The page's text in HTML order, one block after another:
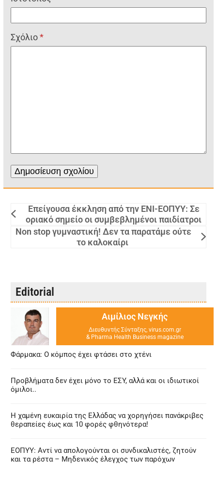
Σχόλιο*
Επείγουσα έκκληση από την ΕΝΙ-ΕΟΠΥΥ: Σε
οριακό σημείο οι συμβεβλημένοι παιδίατροι
Non stop γυμναστική! Δεν τα παρατάμε ούτε
το καλοκαίρι
Editorial
Αιμίλιος Νεγκής
Διευθυντής Σύνταξης, virus.com.gr
& Pharma Health Business magazine
Φάρμακα: Ο κόμπος έχει φτάσει στο χτένι
Προβλήματα δεν έχει μόνο το ΕΣΥ, αλλά και οι ιδιωτικοί
όμιλοι..
Η χαμένη ευκαιρία της Ελλάδας να χορηγήσει πανάκριβες
θεραπείες έως και 10 φορές φθηνότερα!
ΕΟΠΥΥ: Αντί να απολογούνται οι συνδικαλιστές, ζητούν
και τα ρέστα – Μηδενικός έλεγχος των παρόχων